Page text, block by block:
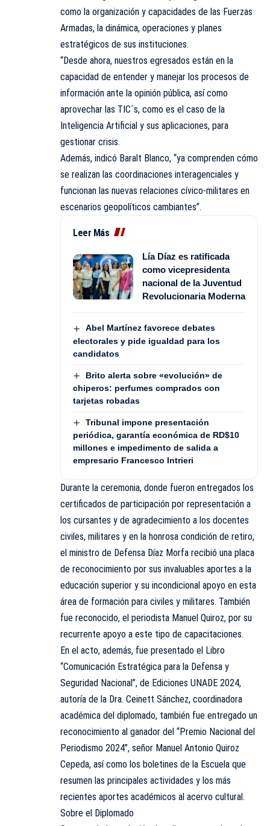
como la organización y capacidades de las Fuerzas
Armadas, la dinámica, operaciones y planes
estratégicos de sus instituciones.
“Desde ahora, nuestros egresados están en la
capacidad de entender y manejar los procesos de
información ante la opinión pública, así como
aprovechar las TIC´s, como es el caso de la
Inteligencia Artificial y sus aplicaciones, para
gestionar crisis.
Además, indicó Baralt Blanco, “ya comprenden cómo
se realizan las coordinaciones interagenciales y
funcionan las nuevas relaciones cívico-militares en
escenarios geopolíticos cambiantes”.
Leer Más
Lía Díaz es ratificada
como vicepresidenta
nacional de la Juventud
Revolucionaria Moderna
Abel Martínez favorece debates
electorales y pide igualdad para los
candidatos
Brito alerta sobre «evolución» de
chiperos: perfumes comprados con
tarjetas robadas
Tribunal impone presentación
periódica, garantía económica de RD$10
millones e impedimento de salida a
empresario Francesco Intrieri
Durante la ceremonia, donde fueron entregados los
certificados de participación por representación a
los cursantes y de agradecimiento a los docentes
civiles, militares y en la honrosa condición de retiro,
el ministro de Defensa Díaz Morfa recibió una placa
de reconocimiento por sus invaluables aportes a la
educación superior y su incondicional apoyo en esta
área de formación para civiles y militares. También
fue reconocido, el periodista Manuel Quiroz, por su
recurrente apoyo a este tipo de capacitaciones.
En el acto, además, fue presentado el Libro
“Comunicación Estratégica para la Defensa y
Seguridad Nacional”, de Ediciones UNADE 2024,
autoría de la Dra. Ceinett Sánchez, coordinadora
académica del diplomado, también fue entregado un
reconocimiento al ganador del “Premio Nacional del
Periodismo 2024”, señor Manuel Antonio Quiroz
Cepeda, así como los boletines de la Escuela que
resumen las principales actividades y los más
recientes aportes académicos al acervo cultural.
Sobre el Diplomado